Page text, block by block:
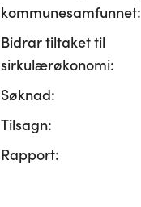
kommunesamfunnet:
Bidrar tiltaket til
sirkulærøkonomi:
Søknad:
Tilsagn:
Rapport: